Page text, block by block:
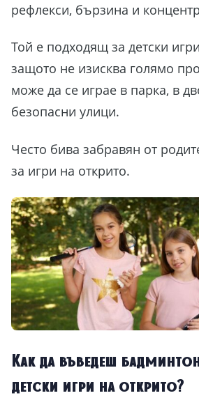
рефлекси, бързина и
Той е подходящ за детски
защото не изисква голямо
може да се играе в парка, в
безопасни улици.
Често бива забравян от
за игри на открито.
Как да въведеш
детски игри на открито?